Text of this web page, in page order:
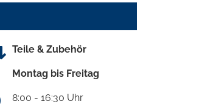
Teile & Zubehör
Montag bis Freitag
8:00 - 16:30 Uhr